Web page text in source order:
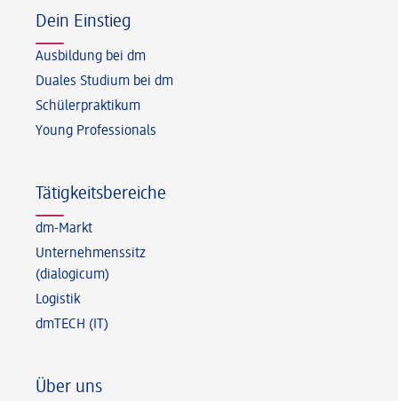
Dein Einstieg
Ausbildung bei dm
Duales Studium bei dm
Schülerpraktikum
Young Professionals
Tätigkeitsbereiche
dm-Markt
Unternehmenssitz
(dialogicum)
Logistik
dmTECH (IT)
Über uns